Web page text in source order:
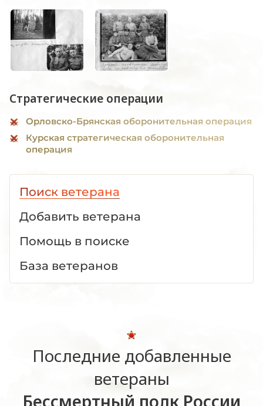
Стратегические операции
Орловско-Брянская оборонительная операция
Курская стратегическая оборонительная
операция
Поиск ветерана
Добавить ветерана
Помощь в поиске
База ветеранов
Последние добавленные
ветераны
Бессмертный полк России